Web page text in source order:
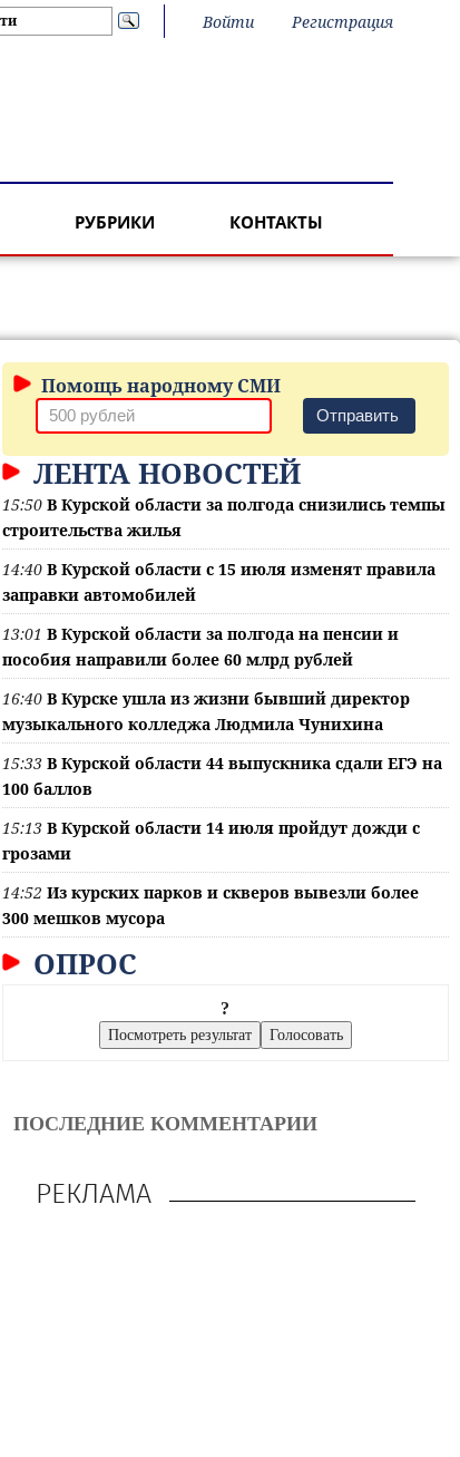
Войти Регистрация
РУБРИКИ КОНТАКТЫ
Помощь народному СМИ
Отправить
ЛЕНТА НОВОСТЕЙ
15:50 В Курской области за полгода снизились темпы
строительства жилья
14:40 В Курской области с 15 июля изменят правила
заправки автомобилей
13:01 В Курской области за полгода на пенсии и
пособия направили более 60 млрд рублей
16:40 В Курске ушла из жизни бывший директор
музыкального колледжа Людмила Чунихина
15:33 В Курской области 44 выпускника сдали ЕГЭ на
100 баллов
15:13 В Курской области 14 июля пройдут дожди с
грозами
14:52 Из курских парков и скверов вывезли более
300 мешков мусора
ОПРОС
?
ПОСЛЕДНИЕ КОММЕНТАРИИ
РЕКЛАМА